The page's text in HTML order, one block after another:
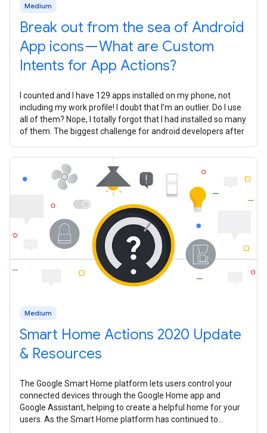
Medium
Break out from the sea of Android
App icons — What are Custom
Intents for App Actions?
I counted and I have 129 apps installed on my phone, not
including my work profile! I doubt that I’m an outlier. Do I use
all of them? Nope, I totally forgot that I had installed so many
of them. The biggest challenge for android developers after
Medium
Smart Home Actions 2020 Update
& Resources
The Google Smart Home platform lets users control your
connected devices through the Google Home app and
Google Assistant, helping to create a helpful home for your
users. As the Smart Home platform has continued to